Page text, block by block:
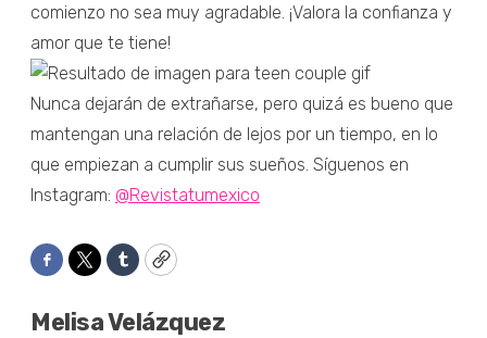
comienzo no sea muy agradable. ¡Valora la confianza y
amor que te tiene!
Nunca dejarán de extrañarse, pero quizá es bueno que
mantengan una relación de lejos por un tiempo, en lo
que empiezan a cumplir sus sueños. Síguenos en
Instagram: @Revistatumexico
Facebook
TwitterTumblrCopy
Melisa Velázquez